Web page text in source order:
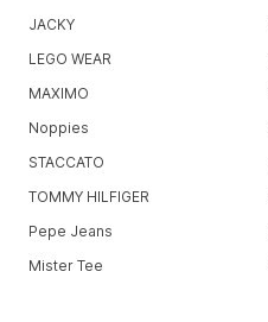
JACKY
LEGO WEAR
MAXIMO
Noppies
STACCATO
TOMMY HILFIGER
Pepe Jeans
Mister Tee